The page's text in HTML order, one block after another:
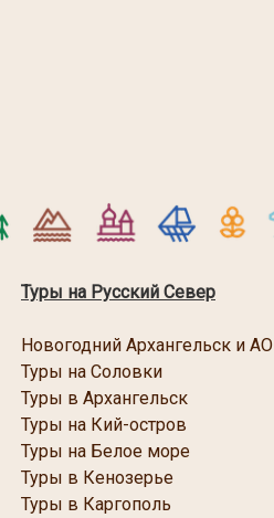
Туры на Русский Север
Новогодний Архангельск и АО
Туры на Соловки
Туры в Архангельск
Туры на Кий-остров
Туры на Белое море
Туры в Кенозерье
Туры в Каргополь